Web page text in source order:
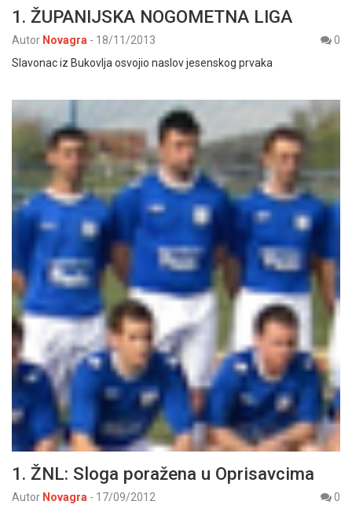
1. ŽUPANIJSKA NOGOMETNA LIGA
Autor Novagra - 18/11/2013
0
Slavonac iz Bukovlja osvojio naslov jesenskog prvaka
1. ŽNL: Sloga poražena u Oprisavcima
Autor Novagra - 17/09/2012
0